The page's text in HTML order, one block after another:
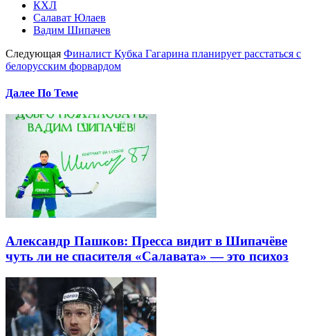
КХЛ
Салават Юлаев
Вадим Шипачев
Следующая Финалист Кубка Гагарина планирует расстаться с
белорусским форвардом
Далее По Теме
Александр Пашков: Пресса видит в Шипачёве
чуть ли не спасителя «Салавата» — это психоз